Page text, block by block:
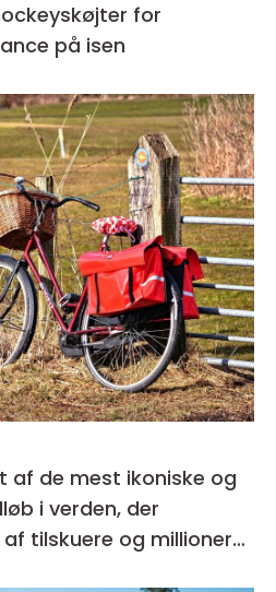
for
på isen
af de mest ikoniske og
i verden, der
tilskuere og millioner